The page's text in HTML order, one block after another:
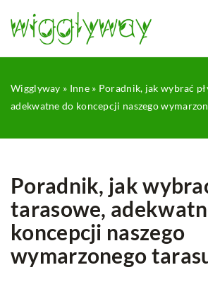
Wigglyway » Inne» Poradnik, jak wybrać
adekwatne do koncepcji naszego
Poradnik, jak
tarasowe,
koncepcji naszego
wymarzonego